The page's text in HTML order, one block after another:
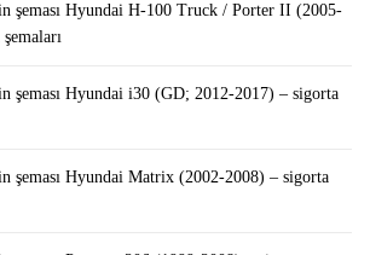
şeması Hyundai H-100 Truck / Porter II (2005-
şeması Hyundai i30 (GD; 2012-2017) – sigorta
şeması Hyundai Matrix (2002-2008) – sigorta